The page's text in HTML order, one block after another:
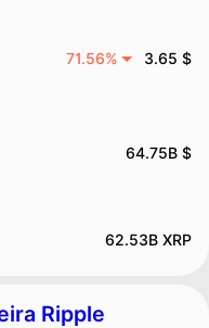
71.56% 3.65 $
64.75B $
62.53B XRP
Ripple